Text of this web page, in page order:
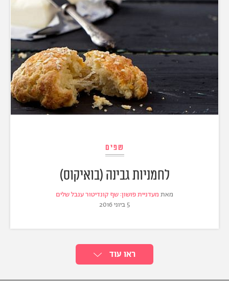
שפים
לחמניות גבינה (בואיקוס)
מאת מעדניית פושון: שף קונדיטור ענבל שלים
5 ביוני 2016
ראו עוד